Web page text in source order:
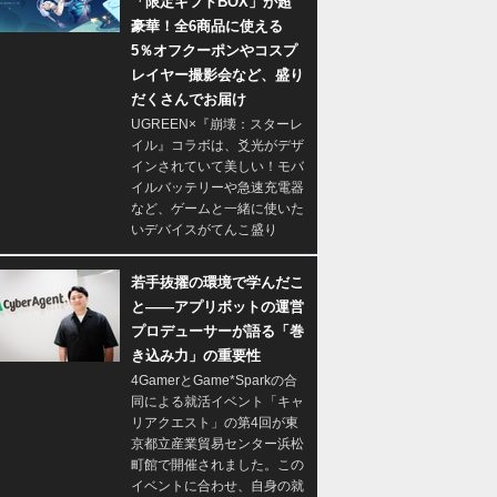
豪華！全6商品に使える
5％オフクーポンやコスプ
レイヤー撮影会など、盛り
だくさんでお届け
UGREEN×『崩壊：スターレ
イル』コラボは、爻光がデザ
インされていて美しい！モバ
イルバッテリーや急速充電器
など、ゲームと一緒に使いた
いデバイスがてんこ盛り
若手抜擢の環境で学んだこ
と――アプリボットの運営
プロデューサーが語る「巻
き込み力」の重要性
4GamerとGame*Sparkの合
同による就活イベント「キャ
リアクエスト」の第4回が東
京都立産業貿易センター浜松
町館で開催されました。この
イベントに合わせ、自身の就